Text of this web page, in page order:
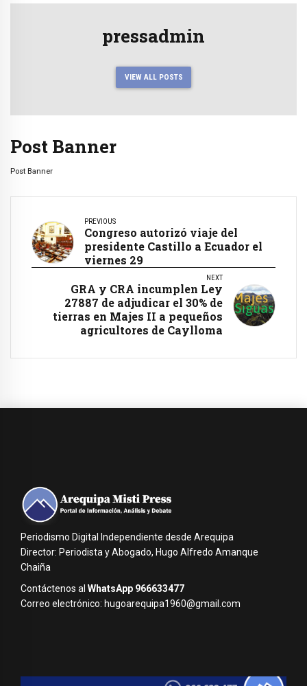
pressadmin
VIEW ALL POSTS
Post Banner
Post Banner
PREVIOUS
Congreso autorizó viaje del
presidente Castillo a Ecuador el
viernes 29
NEXT
GRA y CRA incumplen Ley
27887 de adjudicar el 30% de
tierras en Majes II a pequeños
agricultores de Caylloma
Periodismo Digital Independiente desde Arequipa
Director: Periodista y Abogado, Hugo Alfredo Amanque
Chaiña
Contáctenos al WhatsApp 966633477
Correo electrónico: hugoarequipa1960@gmail.com